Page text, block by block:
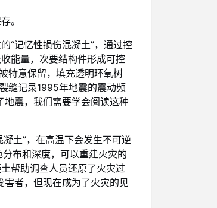
。
“记忆性损伤混凝土”，通过控
能量，次要结构件形成可控
特意保留，填充透明环氧树
缝记录1995年地震的震动频
震，我们需要学会阅读这种
土”，在高温下会发生不可逆
布和深度，可以重建火灾的
帮助调查人员还原了火灾过
者，但现在成为了火灾的见